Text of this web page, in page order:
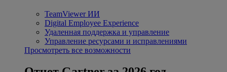
TeamViewer ИИ
Digital Employee Experience
Удаленная поддержка и управление
Управление ресурсами и исправлениями
Просмотреть все возможности